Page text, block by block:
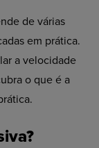
de várias
em prática.
a velocidade
o que é a